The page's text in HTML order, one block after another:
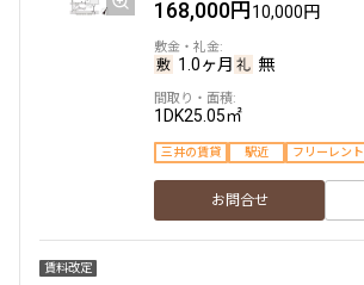
168,000円10,000円
1.0ヶ月 無
1DK25.05㎡
三井の賃貸 駅近 フリーレント
お問合せ
賃料改定